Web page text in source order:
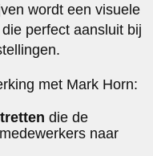
wordt een visuele
perfect aansluit bij
met Mark Horn:
die de
naar